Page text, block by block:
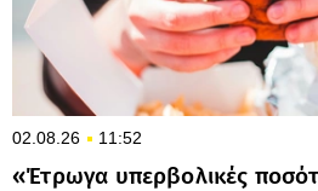
02.08.26 11:52
«Έτρωγα υπερβολικές